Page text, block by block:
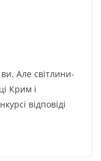
Але світлини-
Крим і
відповіді